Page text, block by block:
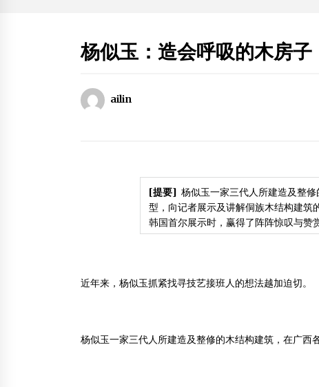
将拉开帷幕
2013年11月16日
我们需要怎样的抗震建筑 传统木结构更抗震?
2013年4月29日
杨似玉：造会呼吸的木房子
ailin
[提要] 杨似玉一家三代人所建造及整
型，向记者展示及讲解侗族木结构建筑
韩国首尔展示时，赢得了阵阵惊叹与赞赏
近年来，杨似玉抓紧找寻技艺接班人的想法越加迫切。
杨似玉一家三代人所建造及整修的木结构建筑，在广西